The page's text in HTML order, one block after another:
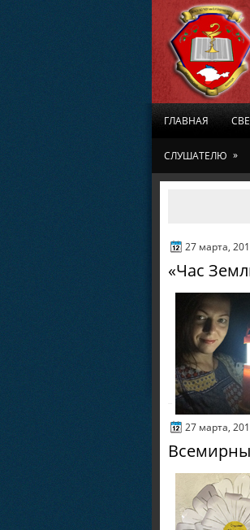
ГЛАВНАЯ
СЛУШАТЕЛЮ »
27 марта,
«Час
27 марта,